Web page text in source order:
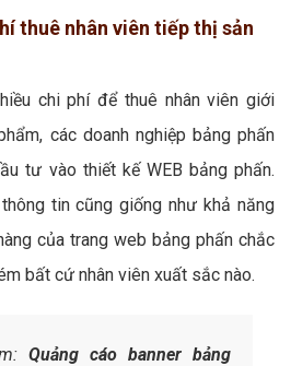
thuê nhân viên tiếp thị sản
chi phí để thuê nhân viên giới
các doanh nghiệp bảng phấn
tư vào thiết kế WEB bảng phấn.
tin cũng giống như khả năng
của trang web bảng phấn chắc
bất cứ nhân viên xuất sắc nào.
Quảng cáo banner bảng